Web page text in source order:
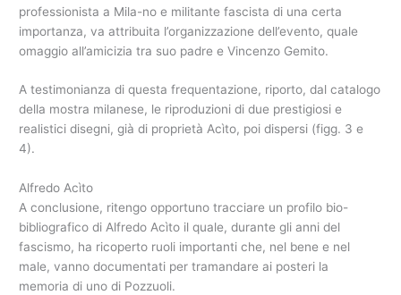
professionista a Mila-no e militante fascista di una certa
importanza, va attribuita l’organizzazione dell’evento, quale
omaggio all’amicizia tra suo padre e Vincenzo Gemito.
A testimonianza di questa frequentazione, riporto, dal catalogo
della mostra milanese, le riproduzioni di due prestigiosi e
realistici disegni, già di proprietà Acìto, poi dispersi (figg. 3 e
4).
Alfredo Acìto
A conclusione, ritengo opportuno tracciare un profilo bio-
bibliografico di Alfredo Acìto il quale, durante gli anni del
fascismo, ha ricoperto ruoli importanti che, nel bene e nel
male, vanno documentati per tramandare ai posteri la
memoria di uno di Pozzuoli.